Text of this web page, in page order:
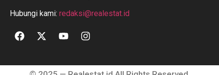
Hubungi kami: redaksi@realestat.id